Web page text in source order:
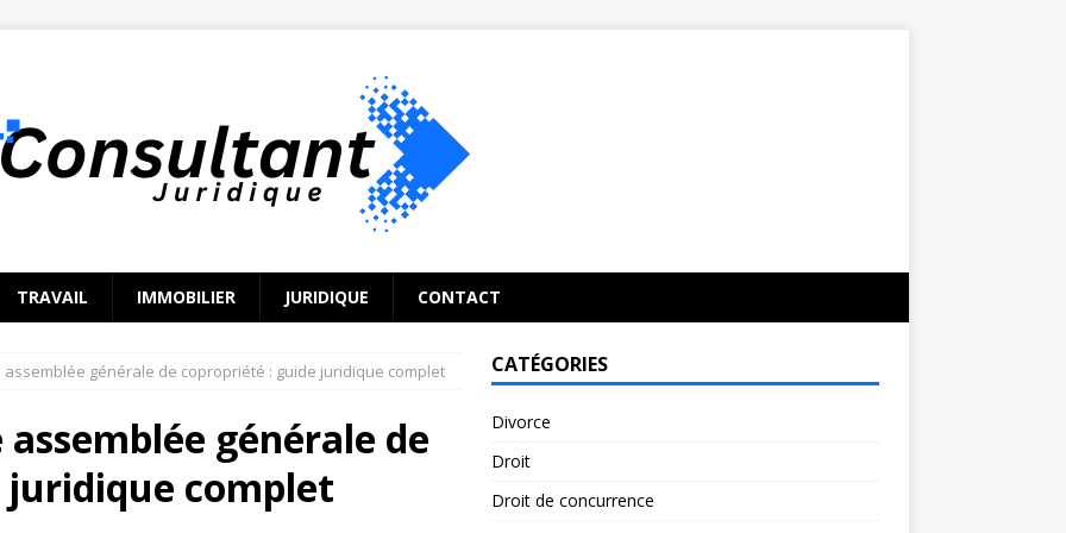
TRAVAIL IMMOBILIER JURIDIQUE CONTACT
assemblée générale de copropriété : guide juridique complet
générale de
complet
CATÉGORIES
Divorce
Droit
Droit de concurrence